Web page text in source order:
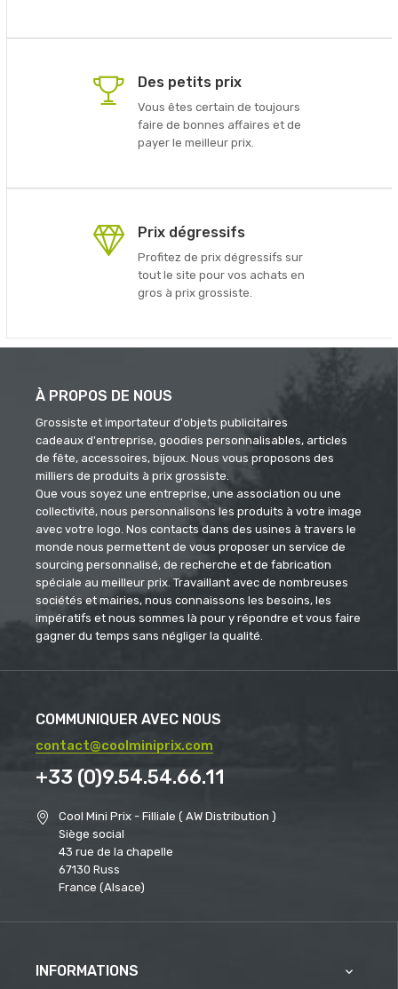
Des petits prix
Vous êtes certain de toujours
faire de bonnes affaires et de
payer le meilleur prix.
Prix dégressifs
Profitez de prix dégressifs sur
tout le site pour vos achats en
gros à prix grossiste.
À PROPOS DE NOUS
Grossiste et importateur d'objets publicitaires
cadeaux d'entreprise, goodies personnalisables, articles
de fête, accessoires, bijoux. Nous vous proposons des
milliers de produits à prix grossiste.
Que vous soyez une entreprise, une association ou une
collectivité, nous personnalisons les produits à votre image
avec votre logo. Nos contacts dans des usines à travers le
monde nous permettent de vous proposer un service de
sourcing personnalisé, de recherche et de fabrication
spéciale au meilleur prix. Travaillant avec de nombreuses
sociétés et mairies, nous connaissons les besoins, les
impératifs et nous sommes là pour y répondre et vous faire
gagner du temps sans négliger la qualité.
COMMUNIQUER AVEC NOUS
contact@coolminiprix.com
+33 (0)9.54.54.66.11
Cool Mini Prix - Filliale ( AW Distribution )
Siège social
43 rue de la chapelle
67130 Russ
France (Alsace)
INFORMATIONS 